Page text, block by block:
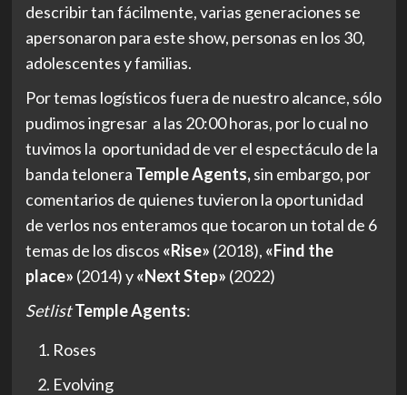
describir tan fácilmente, varias generaciones se
apersonaron para este show, personas en los 30,
adolescentes y familias.
Por temas logísticos fuera de nuestro alcance, sólo
pudimos ingresar a las 20:00 horas, por lo cual no
tuvimos la oportunidad de ver el espectáculo de la
banda telonera Temple Agents,sin embargo, por
comentarios de quienes tuvieron la oportunidad
de verlos nos enteramos que tocaron un total de 6
temas de los discos «Rise» (2018), «Find the
place» (2014) y«Next Step» (2022)
Setlist Temple Agents:
Roses
Evolving